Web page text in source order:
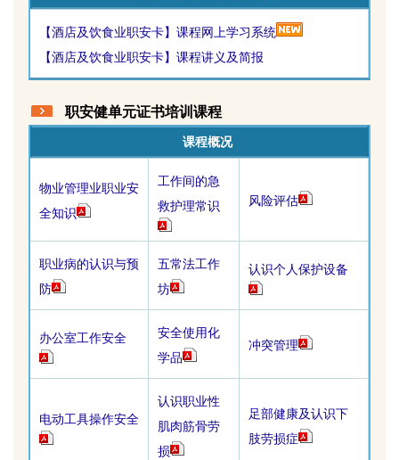
【酒店及饮食业职安卡】课程网上学习系统
【酒店及饮食业职安卡】课程讲义及简报
职安健单元证书培训课程
课程概况
物业管理业职业安
全知识
工作间的急
救护理常识
风险评估
职业病的认识与预
防
五常法工作
坊
认识个人保护设备
办公室工作安全
安全使用化
学品
冲突管理
电动工具操作安全
认识职业性
肌肉筋骨劳
损
足部健康及认识下
肢劳损症